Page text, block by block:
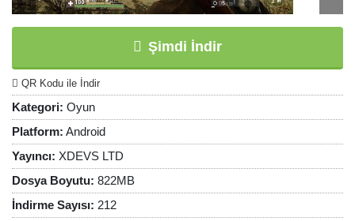
Şimdi İndir
QR Kodu ile İndir
Kategori: Oyun
Platform: Android
Yayıncı: XDEVS LTD
Dosya Boyutu: 822MB
İndirme Sayısı: 212